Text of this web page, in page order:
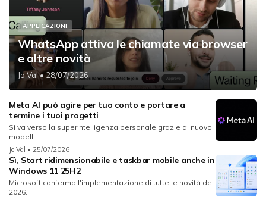
APPLICAZIONI
WhatsApp attiva le chiamate via browser
e altre novità
Jo Val• 28/07/2026
Meta AI può agire per tuo conto e portare a
termine i tuoi progetti
Si va verso la superintelligenza personale grazie al nuovo
modell...
Jo Val • 25/07/2026
Sì, Start ridimensionabile e taskbar mobile anche in
Windows 11 25H2
Microsoft conferma l'implementazione di tutte le novità del
2026...